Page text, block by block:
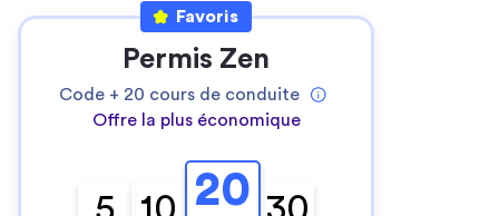
Favoris
Permis Zen
Code + 20 cours de conduite
Offre la plus économique
20